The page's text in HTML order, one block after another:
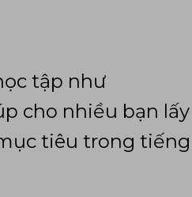
tập như
cho nhiều bạn lấy
tiêu trong tiếng